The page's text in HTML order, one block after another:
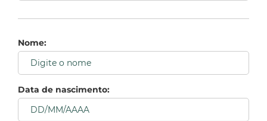
Nome:
Data de nascimento: